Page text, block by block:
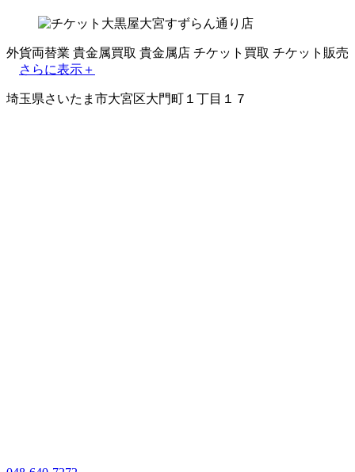
外貨両替業 貴金属買取 貴金属店 チケット買取 チケット販売
さらに表示＋
埼玉県さいたま市大宮区大門町１丁目１７